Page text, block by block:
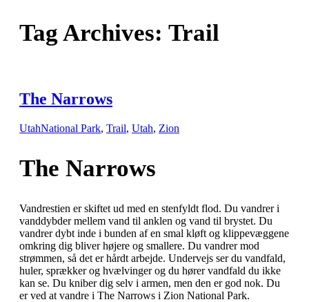
Tag Archives: Trail
The Narrows
UtahNational Park, Trail, Utah, Zion
The Narrows
Vandrestien er skiftet ud med en stenfyldt flod. Du vandrer i
vanddybder mellem vand til anklen og vand til brystet. Du
vandrer dybt inde i bunden af en smal kløft og klippevæggene
omkring dig bliver højere og smallere. Du vandrer mod
strømmen, så det er hårdt arbejde. Undervejs ser du vandfald,
huler, sprækker og hvælvinger og du hører vandfald du ikke
kan se. Du kniber dig selv i armen, men den er god nok. Du
er ved at vandre i The Narrows i Zion National Park.